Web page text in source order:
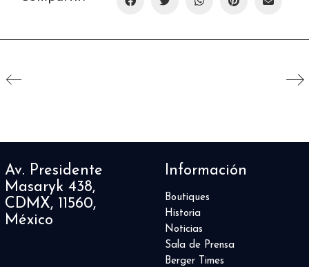
Av. Presidente
Masaryk 438,
CDMX, 11560,
México
Información
Boutiques
Historia
Noticias
Sala de Prensa
Berger Times